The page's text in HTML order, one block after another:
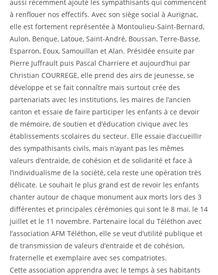
aussi récemment ajouté les sympathisants qui commencent
à renflouer nos effectifs. Avec son siège social à Aurignac,
elle est fortement représentée à Montoulieu-Saint-Bernard,
Aulon, Benque, Latoue, Saint-André, Boussan, Terre-Basse,
Esparron, Eoux, Samouillan et Alan. Présidée ensuite par
Pierre Juffrault puis Pascal Charriere et aujourd’hui par
Christian COURREGE, elle prend des airs de jeunesse, se
développe et se fait connaître mais surtout crée des
partenariats avec les institutions, les maires de l’ancien
canton et essaie de faire participer les enfants à ce devoir
de mémoire, de soutien et d’éducation civique avec les
établissements scolaires du secteur. Elle essaie d’accueillir
des sympathisants civils, mais n’ayant pas les mêmes
valeurs d’entraide, de cohésion et de solidarité et face à
l’individualisme de la société, cela reste une opération très
délicate. Le souhait le plus grand est de revoir les enfants
chanter autour de chaque monument aux morts lors des 3
différentes et principales cérémonies qui sont le 8 mai, le 14
juillet et le 11 novembre. Partenaire local du Téléthon avec
l’association AFM Téléthon, elle se veut d’utilité publique et
de transmission de valeurs d’entraide et de cohésion,
fraternelle et exemplaire avec ses compatriotes.
Cette association apprendra avec le temps à ses habitants